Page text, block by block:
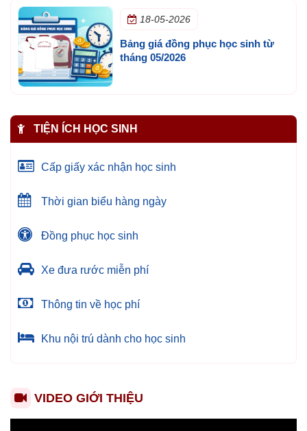
18-05-2026
Bảng giá đồng phục học sinh từ
tháng 05/2026
TIỆN ÍCH HỌC SINH
Cấp giấy xác nhận học sinh
Thời gian biểu hàng ngày
Đồng phục học sinh
Xe đưa rước miễn phí
Thông tin về học phí
Khu nội trú dành cho học sinh
VIDEO GIỚI THIỆU